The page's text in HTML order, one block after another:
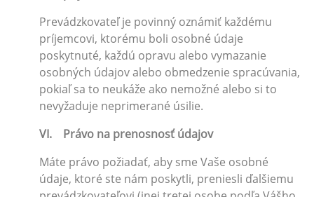
Prevádzkovateľ je povinný oznámiť každému
príjemcovi, ktorému boli osobné údaje
poskytnuté, každú opravu alebo vymazanie
osobných údajov alebo obmedzenie spracúvania,
pokiaľ sa to neukáže ako nemožné alebo si to
nevyžaduje neprimerané úsilie.
VI. Právo na prenosnosť údajov
Máte právo požiadať, aby sme Vaše osobné
údaje, ktoré ste nám poskytli, preniesli ďalšiemu